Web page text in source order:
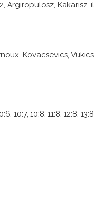
Argiropulosz, Kakarisz,
Kovacsevics,
10:7, 10:8, 11:8, 12:8,